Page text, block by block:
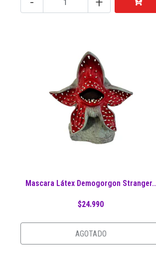
Mascara Látex Demogorgon Stranger..
$24.990
AGOTADO